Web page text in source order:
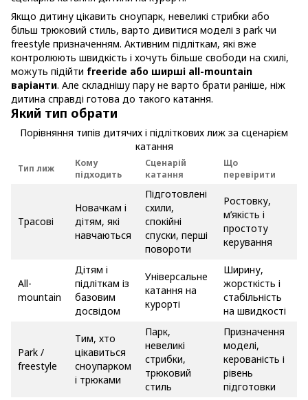
Якщо дитину цікавить сноупарк, невеликі стрибки або
більш трюковий стиль, варто дивитися моделі з park чи
freestyle призначенням. Активним підліткам, які вже
контролюють швидкість і хочуть більше свободи на схилі,
можуть підійти freeride або ширші all-mountain
варіанти. Але складнішу пару не варто брати раніше, ніж
дитина справді готова до такого катання.
Який тип обрати
Порівняння типів дитячих і підліткових лиж за сценарієм
катання
Тип лиж
Кому
підходить
Сценарій
катання
Що
перевірити
Трасові
Новачкам і
дітям, які
навчаються
Підготовлені
схили,
спокійні
спуски, перші
повороти
Ростовку,
м’якість і
простоту
керування
All-
mountain
Дітям і
підліткам із
базовим
досвідом
Універсальне
катання на
курорті
Ширину,
жорсткість і
стабільність
на швидкості
Park /
freestyle
Тим, хто
цікавиться
сноупарком
і трюками
Парк,
невеликі
стрибки,
трюковий
стиль
Призначення
моделі,
керованість і
рівень
підготовки